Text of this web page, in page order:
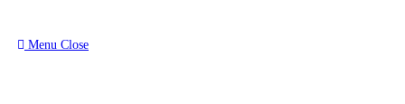
Menu Close